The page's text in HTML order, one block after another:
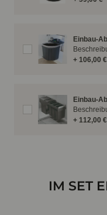
Einbau-
+ 106,00 €
Einbau-
+ 112,00 €
IM SET